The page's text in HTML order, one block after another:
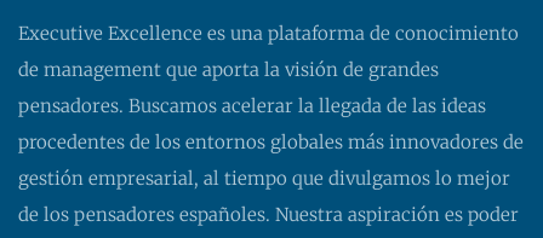
Executive Excellence es una plataforma de conocimiento
de management que aporta la visión de grandes
pensadores. Buscamos acelerar la llegada de las ideas
procedentes de los entornos globales más innovadores de
gestión empresarial, al tiempo que divulgamos lo mejor
de los pensadores españoles. Nuestra aspiración es poder